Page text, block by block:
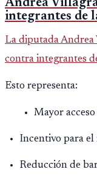
Andrea
integrantes de
La diputada
contra integrantes
Esto representa:
Mayor
Incentivo para el
Reducción de